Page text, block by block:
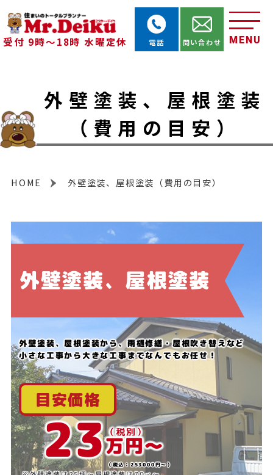
受付 9時～18時 水曜定休 MENU
電話 問い合わせ
外壁塗装、屋根塗装
（費用の目安）
HOME 外壁塗装、屋根塗装（費用の目安）
外壁塗装、屋根塗装
外壁塗装、屋根塗装から、雨樋修繕・屋根吹き替えなど
小さな工事から大きな工事までなんでもお任せ！
目安価格
23（税別）
万円〜
（税込：253000円～）